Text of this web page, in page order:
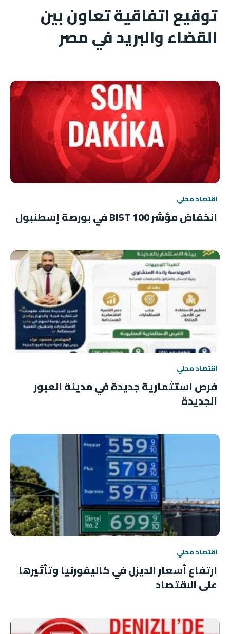
توقيع اتفاقية تعاون بين
القضاء والبريد في مصر
اقتصاد محلي
انخفاض مؤشر BIST 100 في بورصة إسطنبول
اقتصاد محلي
فرص استثمارية جديدة في مدينة العبور
الجديدة
اقتصاد محلي
ارتفاع أسعار الديزل في كاليفورنيا وتأثيرها
على الاقتصاد